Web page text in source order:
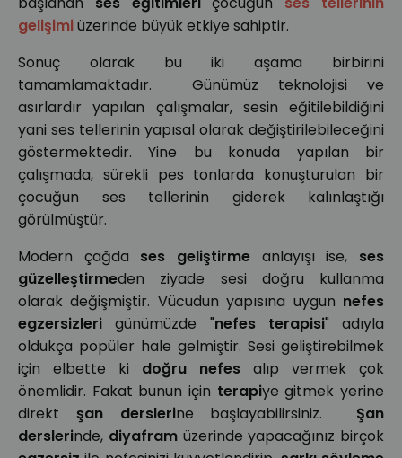
gelişimiüzerinde büyük etkiye sahiptir.
Sonuç olarak bu iki aşama birbirini
tamamlamaktadır. Günümüz teknolojisi ve
asırlardır yapılan çalışmalar, sesin eğitilebildiğini
yani ses tellerinin yapısal olarak değiştirilebileceğini
göstermektedir. Yine bu konuda yapılan bir
çalışmada, sürekli pes tonlarda konuşturulan bir
çocuğun ses tellerinin giderek kalınlaştığı
görülmüştür.
Modern çağda ses geliştirme anlayışı ise, ses
güzelleştirmeden ziyade sesi doğru kullanma
olarak değişmiştir. Vücudun yapısına uygun nefes
egzersizleri günümüzde "nefes terapisi" adıyla
oldukça popüler hale gelmiştir. Sesi geliştirebilmek
için elbette ki doğru nefes alıp vermek çok
önemlidir. Fakat bunun için terapiye gitmek yerine
direkt şan derslerine başlayabilirsiniz. Şan
derslerinde, diyaframüzerinde yapacağınız birçok